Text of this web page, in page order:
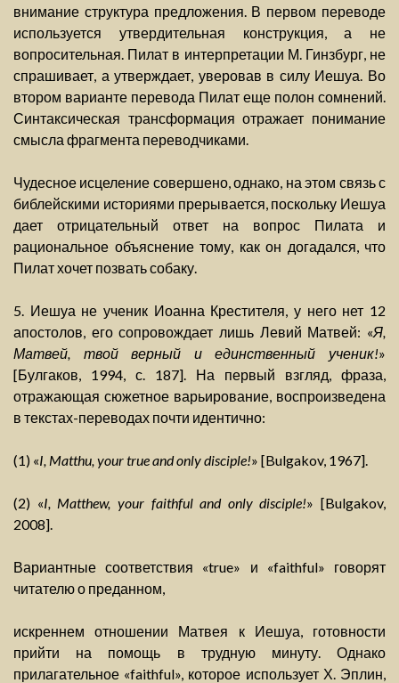
внимание структура предложения. В первом переводе
используется утвердительная конструкция, а не
вопросительная. Пилат в интерпретации М. Гинзбург, не
спрашивает, а утверждает, уверовав в силу Иешуа. Во
втором варианте перевода Пилат еще полон сомнений.
Синтаксическая трансформация отражает понимание
смысла фрагмента переводчиками.
Чудесное исцеление совершено, однако, на этом связь с
библейскими историями прерывается, поскольку Иешуа
дает отрицательный ответ на вопрос Пилата и
рациональное объяснение тому, как он догадался, что
Пилат хочет позвать собаку.
5. Иешуа не ученик Иоанна Крестителя, у него нет 12
апостолов, его сопровождает лишь Левий Матвей: «Я,
Матвей, твой верный и единственный ученик!»
[Булгаков, 1994, с. 187]. На первый взгляд, фраза,
отражающая сюжетное варьирование, воспроизведена
в текстах-переводах почти идентично:
(1) «I, Matthu, your true and only disciple!» [Bulgakov, 1967].
(2) «I, Matthew, your faithful and only disciple!» [Bulgakov,
2008].
Вариантные соответствия «true» и «faithful» говорят
читателю о преданном,
искреннем отношении Матвея к Иешуа, готовности
прийти на помощь в трудную минуту. Однако
прилагательное «faithful», которое использует Х. Эплин,